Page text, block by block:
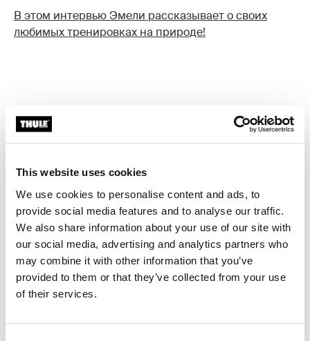
This website uses cookies
We use cookies to personalise content and ads, to
provide social media features and to analyse our traffic.
We also share information about your use of our site with
our social media, advertising and analytics partners who
may combine it with other information that you’ve
provided to them or that they’ve collected from your use
of their services.
В этом интервью Эмели рассказывает о своих
любимых тренировках на природе!
Новости по теме